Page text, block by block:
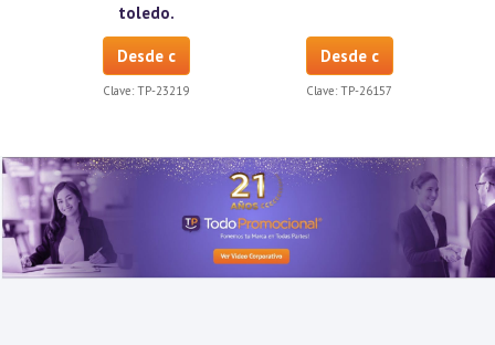
toledo.
Desde c
Clave: TP-23219
Desde c
Clave: TP-26157